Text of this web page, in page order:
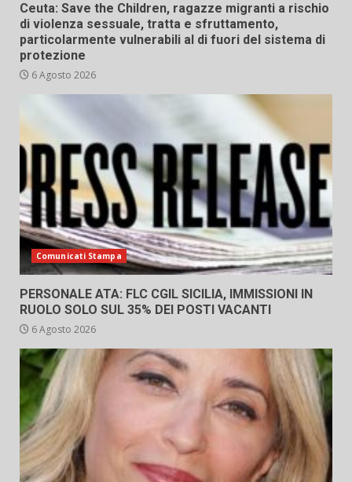
Ceuta: Save the Children, ragazze migranti a rischio
di violenza sessuale, tratta e sfruttamento,
particolarmente vulnerabili al di fuori del sistema di
protezione
6 Agosto 2026
Comunicati Stampa
PERSONALE ATA: FLC CGIL SICILIA, IMMISSIONI IN
RUOLO SOLO SUL 35% DEI POSTI VACANTI
6 Agosto 2026